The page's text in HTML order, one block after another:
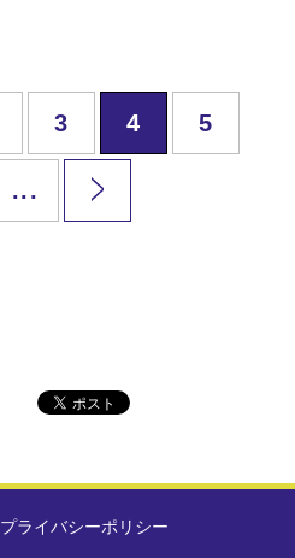
3 4 5
...
プライバシーポリシー